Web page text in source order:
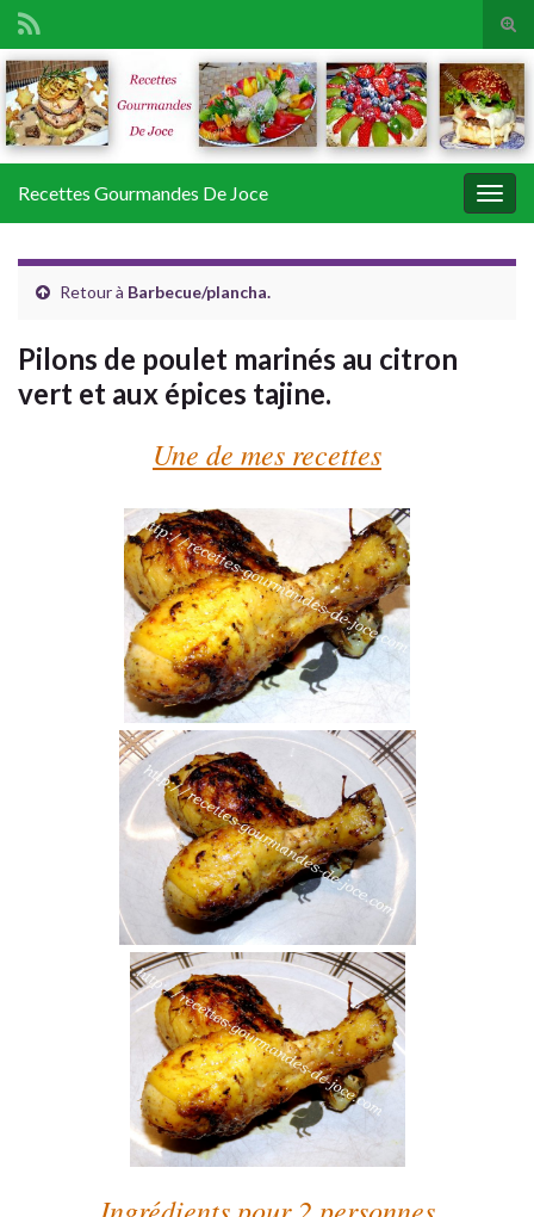
Search for:
Recettes Gourmandes De Joce
Retour à Barbecue/plancha.
Pilons de poulet marinés au citron
vert et aux épices tajine.
Une de mes recettes